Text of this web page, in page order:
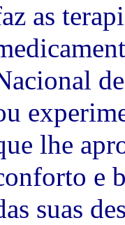
as
lhe
e
suas